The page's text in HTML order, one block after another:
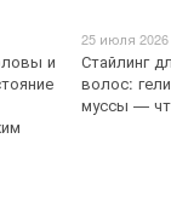
и
25 июля 2026
Стайлинг
волос:
муссы —